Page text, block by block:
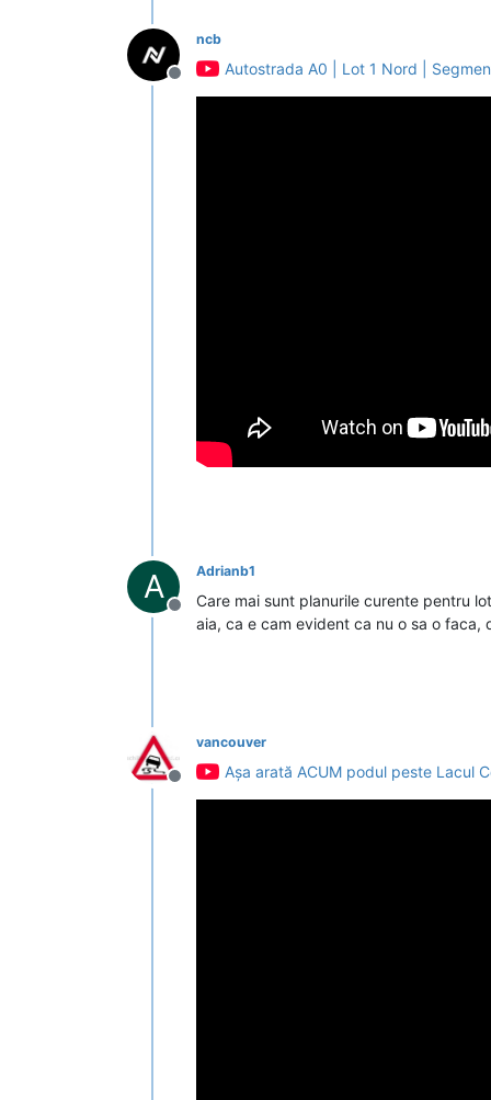
Deconectat
ncb
Autostrada A0 | Lot 1 Nord |
A
Deconectat
Adrianb1
Care mai sunt planurile curente pentru
aia, ca e cam evident ca nu o sa o faca,
Deconectat
vancouver
Așa arată ACUM podul peste Lacul